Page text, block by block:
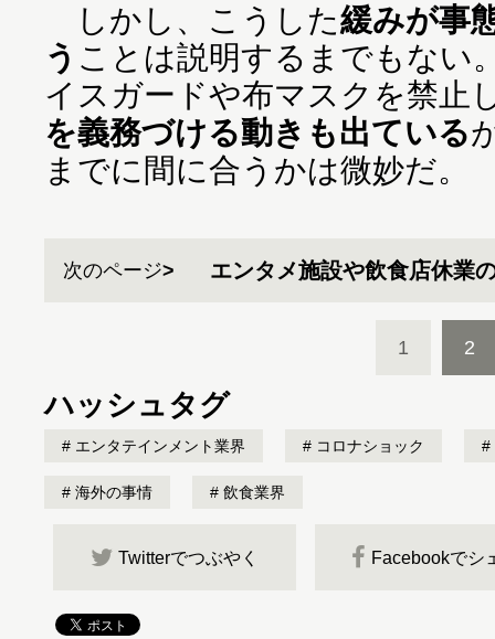
しかし、こうした緩みが事
う ことは説明するまでもない
イスガードや布マスクを禁止
を義務づける動きも出ている
までに間に合うかは微妙だ。
次のページ エンタメ施設や飲食店休業
1 2
ハッシュタグ
エンタテインメント業界 コロナショック
海外の事情 飲食業界
Twitterでつぶやく Facebookでシ